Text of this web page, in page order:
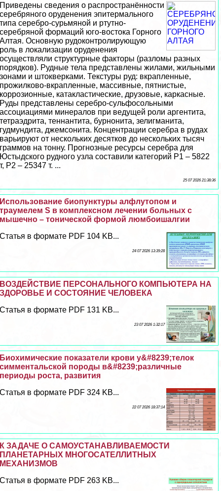
Приведены сведения о распространённости
серебряного оруденения эпитермального
типа серебро-сурьмяной и ртутно-
серебряной формаций юго-востока Горного
Алтая. Основную рудоконтролирующую
роль в локализации оруденения
осуществляли структурные факторы (разломы разных
порядков). Рудные тела представлены жилами, жильными
зонами и штокверками. Текстуры руд: вкрапленные,
прожилково-вкрапленные, массивные, пятнистые,
коррозионные, катакластические, друзовые, каркасные.
Руды представлены серебро-сульфосольными
ассоциациями минералов при ведущей роли аргентита,
тетраэдрита, теннантита, бурнонита, зелигманита,
гудмундита, джемсонита. Концентрации серебра в рудах
варьируют от нескольких десятков до нескольких тысяч
граммов на тонну. Прогнозные ресурсы серебра для
Юстыдского рудного узла составили категорий Р1 – 5822
т, Р2 – 25347 т. ...
25 07 2026 21:38:36
Использование биопунктуры алфлутопом и
траумелем S в комплексном лечении больных с
мышечно – тонической формой люмбоишалгии
Статья в формате PDF 104 KB...
24 07 2026 13:39:28
ВОЗДЕЙСТВИЕ ПЕРСОНАЛЬНОГО КОМПЬЮТЕРА НА
ЗДОРОВЬЕ И СОСТОЯНИЕ ЧЕЛОВЕКА
Статья в формате PDF 131 KB...
23 07 2026 1:32:17
Биохимические показатели крови у&#8239;телок
симментальской породы в&#8239;различные
периоды роста, развития
Статья в формате PDF 324 KB...
22 07 2026 18:37:14
К ЗАДАЧЕ О САМОУСТАНАВЛИВАЕМОСТИ
ПЛАНЕТАРНЫХ МНОГОСАТЕЛЛИТНЫХ
МЕХАНИЗМОВ
Статья в формате PDF 263 KB...